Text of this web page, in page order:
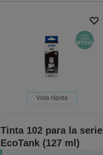
Vista rápida
Tinta 102 para la serie
EcoTank (127 ml)